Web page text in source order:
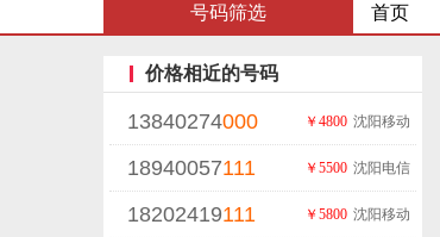
号码筛选 首页
价格相近的号码
13840274000 沈阳移动
￥4800
18940057111 沈阳电信
￥5500
18202419111 沈阳移动
￥5800